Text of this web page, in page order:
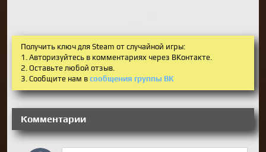
Получить ключ для Steam от случайной игры:
1. Авторизуйтесь в комментариях через ВКонтакте.
2. Оставьте любой отзыв.
3. Сообщите нам в сообщения группы ВК
Комментарии